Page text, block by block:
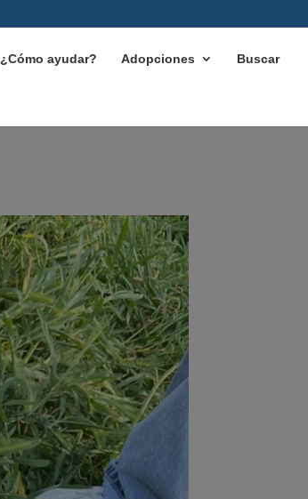
¿Cómo ayudar? Adopciones Buscar